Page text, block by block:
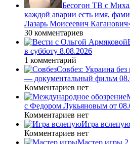
Бесогон ТВ с
каждой аварии есть имя,
Лазарь Моисеевич
30 комментариев
в субботу 8.08.2026
1 комментарий
Совбез: Украина без
— документальный фильм
Комментариев нет
с Федором Лукьяновым от
Комментариев нет
Игра
Комментариев нет
Мастер игры 2